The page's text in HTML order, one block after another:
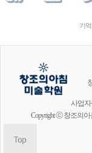
기억
사업자
Copyright ⓒ 창조의아